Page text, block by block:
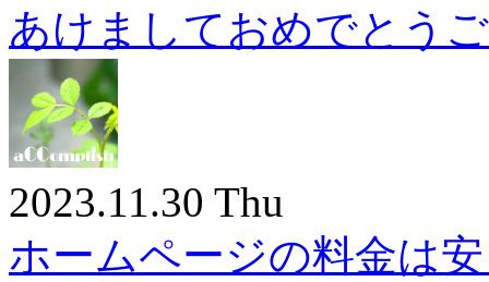
あけましておめでとう
2023.11.30 Thu
ホームページの料金は